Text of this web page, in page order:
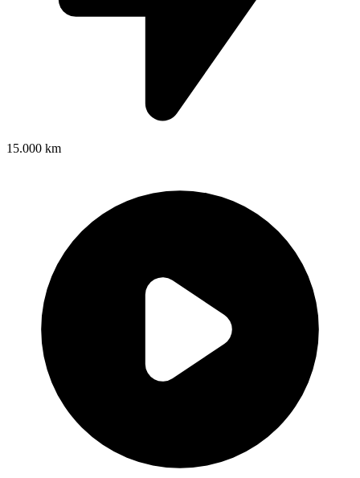
15.000 km